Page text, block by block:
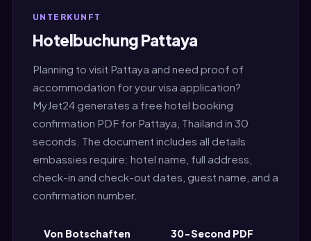
UNTERKUNFT
Hotelbuchung Pattaya
Planning to visit Pattaya and need proof of
accommodation for your visa application?
MyJet24 generates a free hotel booking
confirmation PDF for Pattaya, Thailand in 30
seconds. The document includes all details
embassies require: hotel name, full address,
check-in and check-out dates, guest name, and a
confirmation number.
Von Botschaften
30-Second PDF